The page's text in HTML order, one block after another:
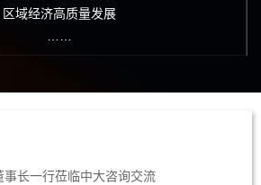
区域经济高质量发展
……
长一行莅临中大咨询交流